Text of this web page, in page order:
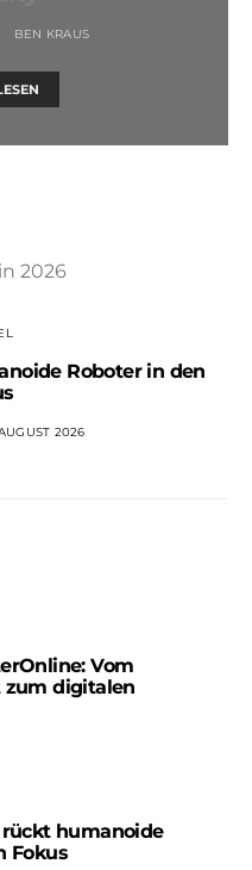
BEN KRAUS
Roboter in den
2026
Vom
digitalen
rückt humanoide
Fokus